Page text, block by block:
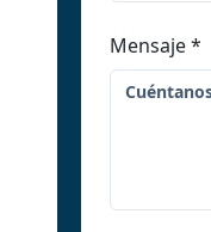
Mensaje*